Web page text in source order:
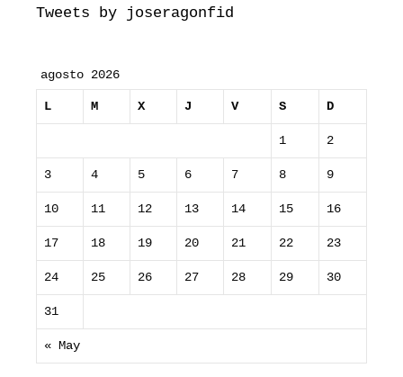
Tweets by joseragonfid
agosto 2026
L M X J V S D
« May
1 2
3 4 5 6 7 8 9
10 11 12 13 14 15 16
17 18 19 20 21 22 23
24 25 26 27 28 29 30
31